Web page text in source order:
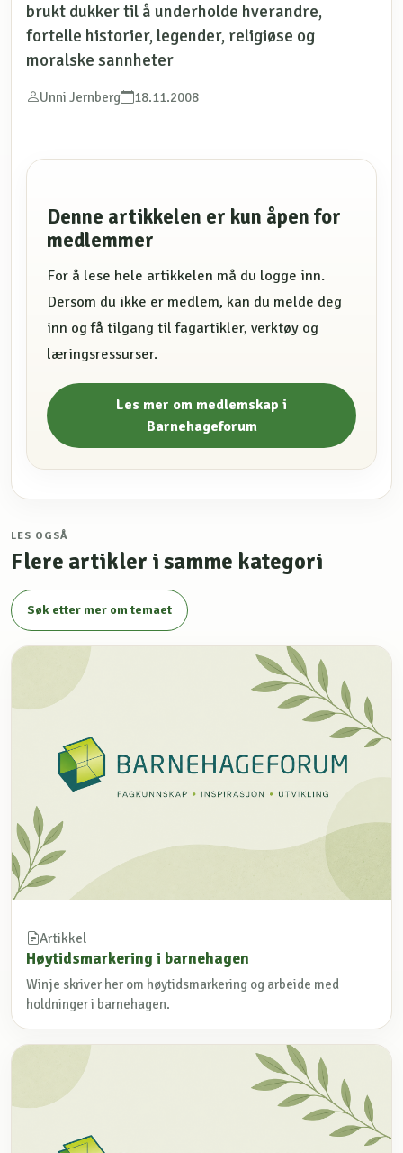
brukt dukker til å underholde hverandre,
fortelle historier, legender, religiøse og
moralske sannheter
Unni Jernberg 18.11.2008
Denne artikkelen er kun åpen for
medlemmer
For å lese hele artikkelen må du logge inn.
Dersom du ikke er medlem, kan du melde deg
inn og få tilgang til fagartikler, verktøy og
læringsressurser.
Les mer om medlemskap i
Barnehageforum
LES OGSÅ
Flere artikler i samme kategori
Søk etter mer om temaet
Artikkel
Høytidsmarkering i barnehagen
Winje skriver her om høytidsmarkering og arbeide med
holdninger i barnehagen.